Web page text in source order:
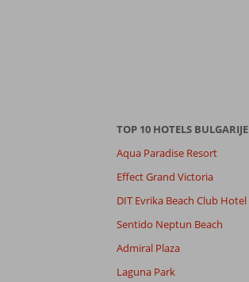
TOP 10 HOTELS BULGARIJE
Aqua Paradise Resort
Effect Grand Victoria
DIT Evrika Beach Club Hotel
Sentido Neptun Beach
Admiral Plaza
Laguna Park